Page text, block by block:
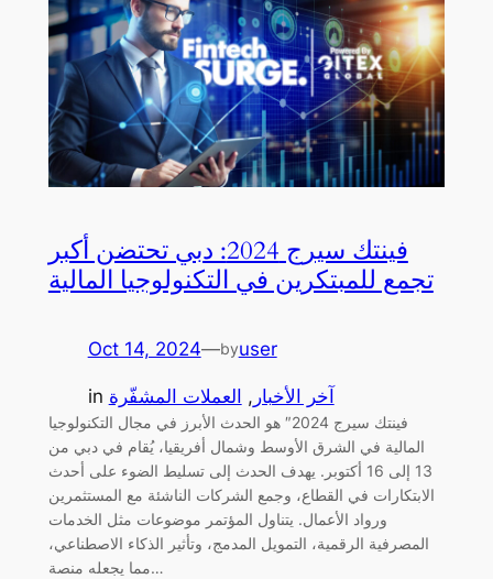
فينتك سيرج 2024: دبي تحتضن أكبر
تجمع للمبتكرين في التكنولوجيا المالية
Oct 14, 2024—byuser
in آخر الأخبار , العملات المشفّرة
فينتك سيرج 2024″ هو الحدث الأبرز في مجال التكنولوجيا
المالية في الشرق الأوسط وشمال أفريقيا، يُقام في دبي من
13 إلى 16 أكتوبر. يهدف الحدث إلى تسليط الضوء على أحدث
الابتكارات في القطاع، وجمع الشركات الناشئة مع المستثمرين
ورواد الأعمال. يتناول المؤتمر موضوعات مثل الخدمات
المصرفية الرقمية، التمويل المدمج، وتأثير الذكاء الاصطناعي،
مما يجعله منصة…